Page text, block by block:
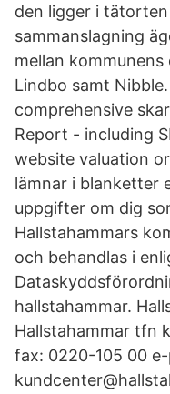
den ligger i tätorten
sammanslagning
mellan
Lindbo samt
comprehensive
Report - including
website valuation
lämnar i blanketter
uppgifter om dig
Hallstahammars
och behandlas i
hallstahammar.
Hallstahammar tfn
fax: 0220-105 00